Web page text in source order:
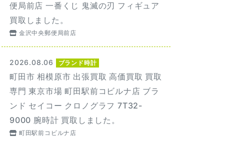
便局前店 一番くじ 鬼滅の刃 フィギュア
買取しました。
金沢中央郵便局前店
2026.08.06 ブランド時計
町田市 相模原市 出張買取 高価買取 買取
専門 東京市場 町田駅前コビルナ店 ブラ
ンド セイコー クロノグラフ 7T32-
9000 腕時計 買取しました。
町田駅前コビルナ店